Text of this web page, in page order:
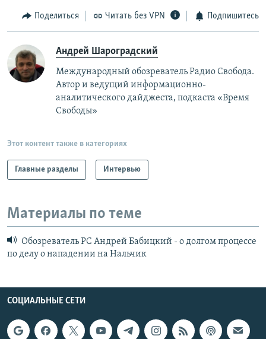
Поделиться Читать без VPN Подпишитесь
Андрей Шароградский
Международный обозреватель Радио Свобода.
Автор и ведущий информационно-
аналитического дайджеста, подкаста «Время
Свободы»
Этот контент также в категориях
Главные разделы Интервью
Материалы по теме
Обозреватель РС Андрей Бабицкий - о долгом процессе
по делу о нападении на Нальчик
СОЦИАЛЬНЫЕ СЕТИ